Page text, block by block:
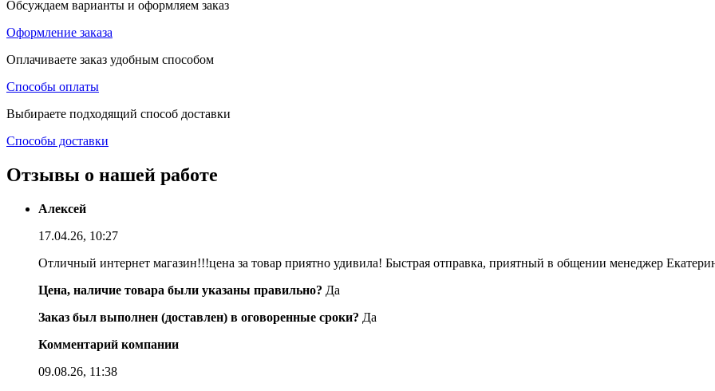
Обсуждаем варианты и оформляем заказ
Оформление заказа
Оплачиваете заказ удобным способом
Способы оплаты
Выбираете подходящий способ доставки
Способы доставки
Отзывы о нашей работе
Алексей
17.04.26, 10:27
Отличный интернет магазин!!!цена за товар приятно удивила! Быстрая отправка, приятный в общении менеджер
Цена, наличие товара были указаны правильно? Да
Заказ был выполнен (доставлен) в оговоренные сроки? Да
Комментарий компании
09.08.26, 11:38